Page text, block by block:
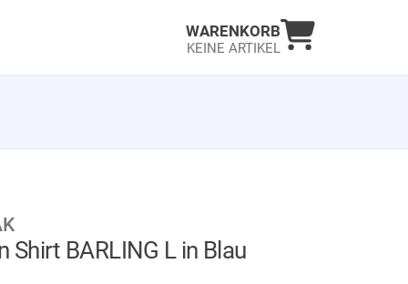
WARENKORB
KEINE ARTIKEL
Warenkorb
Shirt BARLING L in Blau